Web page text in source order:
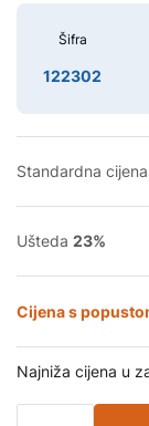
Šifra
122302
Standardna cijena
Ušteda 23%
Cijena s
Najniža cijena u